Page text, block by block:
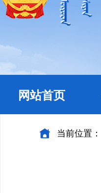
网站首页
当前位置：